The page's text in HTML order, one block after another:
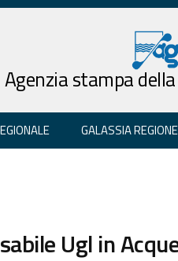
Agenzia stampa
GALASSIA REGIONE
Ugl in